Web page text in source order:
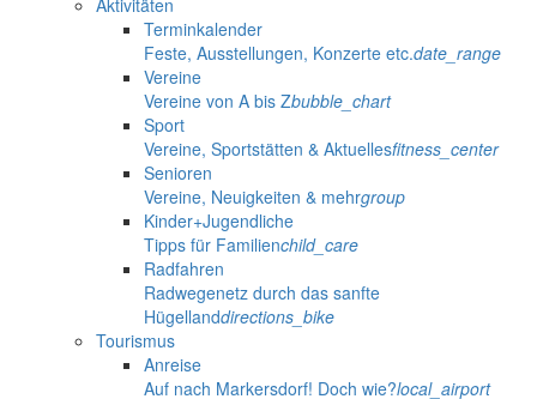
Aktivitäten
Terminkalender
Feste, Ausstellungen, Konzerte etc.date_range
Vereine
Vereine von A bis Zbubble_chart
Sport
Vereine, Sportstätten & Aktuellesfitness_center
Senioren
Vereine, Neuigkeiten & mehrgroup
Kinder+Jugendliche
Tipps für Familienchild_care
Radfahren
Radwegenetz durch das sanfte
Hügellanddirections_bike
Tourismus
Anreise
Auf nach Markersdorf! Doch wie?local_airport